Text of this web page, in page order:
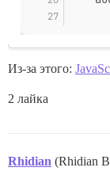
Из-за этого:
2 лайка
Rhidian (Rhidian